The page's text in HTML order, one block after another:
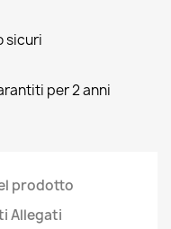
sicuri
per 2 anni
prodotto
Allegati